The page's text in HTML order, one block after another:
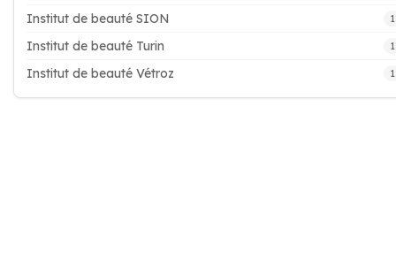
Institut de beauté SION 1
Institut de beauté Turin 1
Institut de beauté Vétroz 1